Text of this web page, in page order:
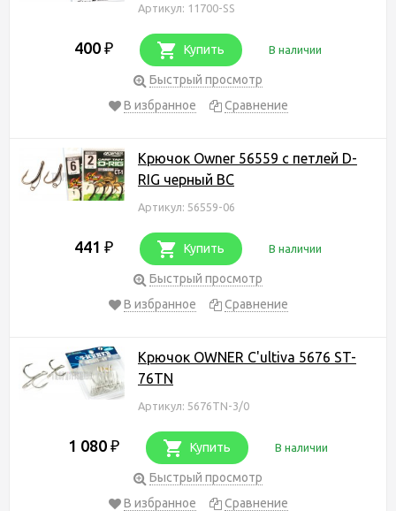
Артикул: 11700-SS
400 ₽ Купить В наличии
Быстрый просмотр
В избранное
Сравнение
Крючок Owner 56559 c петлей D-
RIG черный BC
Артикул: 56559-06
441 ₽ Купить В наличии
Быстрый просмотр
В избранное
Сравнение
Крючок OWNER C'ultiva 5676 ST-
76TN
Артикул: 5676TN-3/0
1 080 ₽ Купить В наличии
Быстрый просмотр
В избранное
Сравнение